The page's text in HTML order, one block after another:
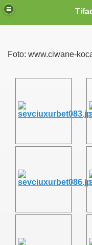
Foto: www.ciwane-